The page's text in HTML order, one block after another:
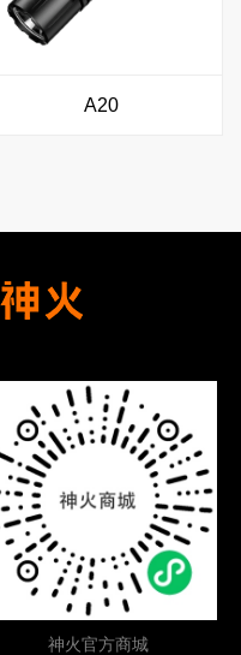
A20
神火官方商城